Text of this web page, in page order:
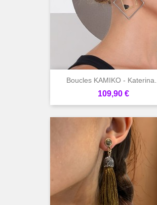
Boucles KAMIKO - Katerina...
Prix
109,90 €